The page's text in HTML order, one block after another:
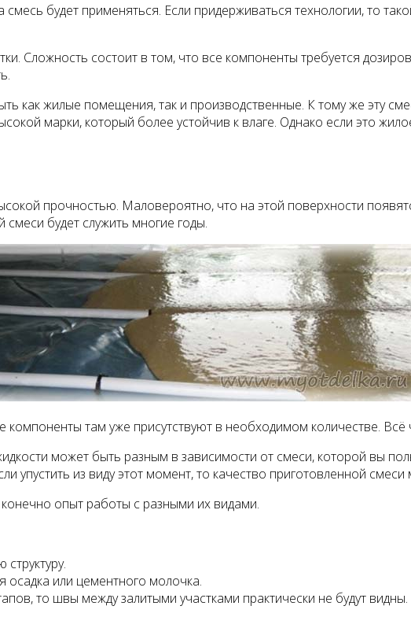
будет применяться. Если придерживаться технологии, то
Сложность состоит в том, что все компоненты требуется
как жилые помещения, так и производственные. К тому же эту
марки, который более устойчив к влаге. Однако если это
прочностью. Маловероятно, что на этой поверхности
будет служить многие годы.
там уже присутствуют в необходимом количестве.
может быть разным в зависимости от смеси, которой вы
упустить из виду этот момент, то качество приготовленной
опыт работы с разными их видами.
осадка или цементного молочка.
то швы между залитыми участками практически не будут видны.